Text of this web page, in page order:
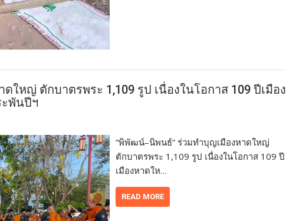
หญ่ ตักบาตรพระ 1,109 รูป เนื่องในโอกาส 109 ปีเมือง
พันปีฯ
“พิพัฒน์–นิพนธ์” ร่วมทำบุญเมืองหาดใหญ่
ตักบาตรพระ 1,109 รูป เนื่องในโอกาส 109 ปี
เมืองหาดให…
READ MORE